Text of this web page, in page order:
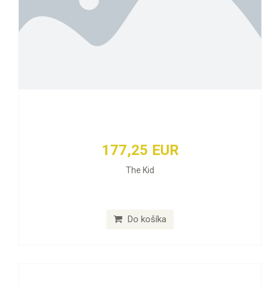
177,25 EUR
The Kid
Do košíka